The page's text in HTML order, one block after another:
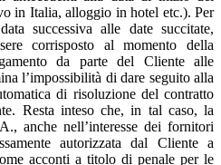
in Italia, alloggio in hotel etc.). Per
successiva alle date succitate,
corrisposto al momento della
da parte del Cliente alle
l’impossibilità di dare seguito alla
di risoluzione del contratto
Resta inteso che, in tal caso, la
anche nell’interesse dei fornitori
autorizzata dal Cliente a
acconti a titolo di penale per le